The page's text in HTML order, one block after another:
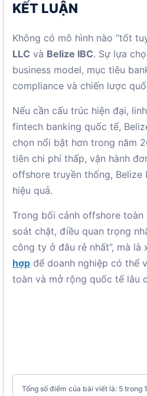
KẾT LUẬN
Không có mô hình nào “tốt
LLC và Belize IBC. Sự lựa
business model, mục tiêu
compliance và chiến lược
Nếu cần cấu trúc hiện đại,
fintech banking quốc tế,
chọn nổi bật hơn trong năm
tiên chi phí thấp, vận hành
offshore truyền thống, Belize
hiệu quả.
Trong bối cảnh offshore
soát chặt, điều quan trọng
công ty ở đâu rẻ nhất”, mà là
hợp để doanh nghiệp có thể
toàn và mở rộng quốc tế lâu
Tổng số điểm của bài viết là: 5 trong